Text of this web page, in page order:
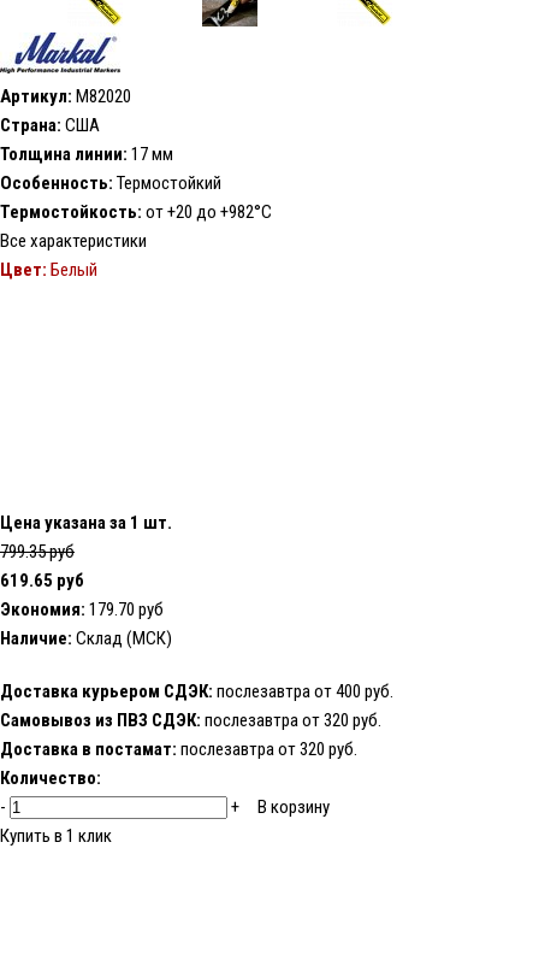
Артикул: M82020
Страна: США
Толщина линии: 17 мм
Особенность: Термостойкий
Термостойкость: от +20 до +982°С
Все характеристики
Цвет: Белый
Цена указана за 1 шт.
799.35 руб
619.65 руб
Экономия: 179.70 руб
Наличие: Склад (МСК)
Доставка курьером СДЭК: послезавтра от 400 руб.
Самовывоз из ПВЗ СДЭК: послезавтра от 320 руб.
Доставка в постамат: послезавтра от 320 руб.
Количество:
-
+
В корзину
Купить в 1 клик